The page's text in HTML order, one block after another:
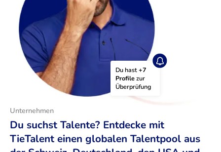
Du hast +7
Profile zur
Überprüfung
Unternehmen
Du suchst Talente? Entdecke mit
TieTalent einen globalen Talentpool aus